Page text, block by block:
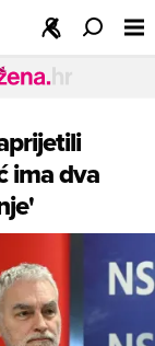
ima dva